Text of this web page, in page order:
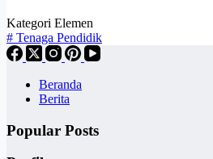
Kategori Elemen
# Tenaga Pendidik
Beranda
Berita
Popular Posts